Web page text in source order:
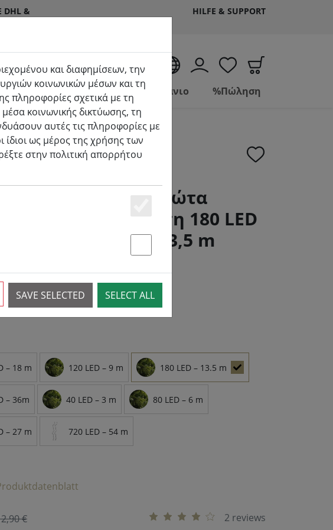
&
HILFE & SUPPORT
& φαγητό Ζώντας Μπάνιο %Πώληση
Lumineo LED φώτα
Basic με ροοστάτη 180 LED
λευκό εξωτερικό 13,5 m
από 10 διαθέσιμα
– 18 m 120 LED – 9 m 180 LED – 13.5 m
– 36m 40 LED – 3 m 80 LED – 6 m
– 27 m 720 LED – 54 m
2 reviews
€
και διαφημίσεων, την
κοινωνικών μέσων και τη
πληροφορίες σχετικά με τη
κοινωνικής δικτύωσης, τη
αυτές τις πληροφορίες με
ως μέρος της χρήσης των
στην πολιτική απορρήτου
Essenziell
SAVE SELECTED SELECT ALL